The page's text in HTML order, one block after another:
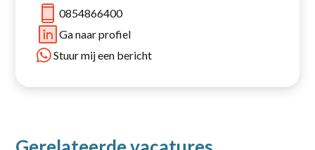
0854866400
Ga naar profiel
Stuur mij een bericht